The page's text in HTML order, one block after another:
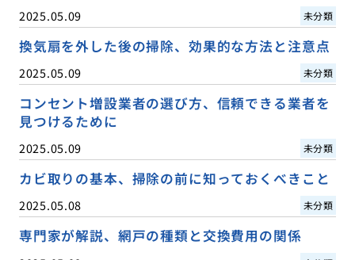
2025.05.09 未分類
換気扇を外した後の掃除、効果的な方法と注意点
2025.05.09 未分類
コンセント増設業者の選び方、信頼できる業者を
見つけるために
2025.05.09 未分類
カビ取りの基本、掃除の前に知っておくべきこと
2025.05.08 未分類
専門家が解説、網戸の種類と交換費用の関係